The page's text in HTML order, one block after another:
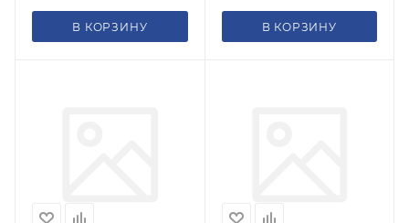
В КОРЗИНУ В КОРЗИНУ